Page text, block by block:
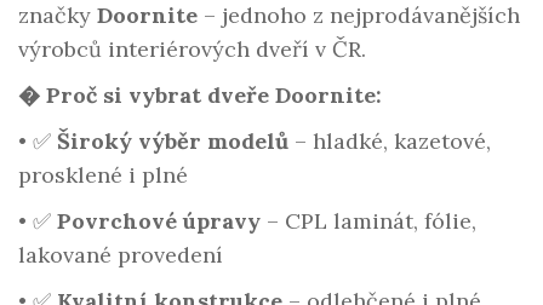
značky Doornite – jednoho z nejprodávanějších
výrobců interiérových dveří v ČR.
� Proč si vybrat dveře Doornite:
• ✅ Široký výběr modelů – hladké, kazetové,
prosklené i plné
• ✅ Povrchové úpravy – CPL laminát, fólie,
lakované provedení